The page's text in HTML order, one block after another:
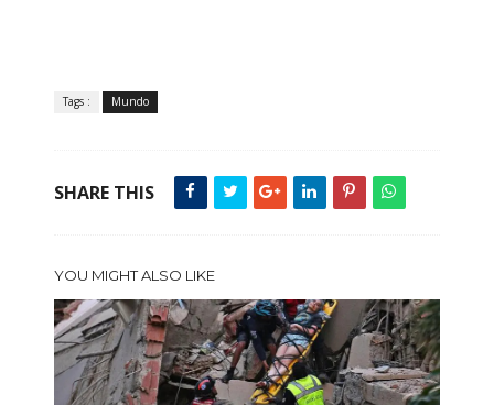
Tags : Mundo
SHARE THIS
YOU MIGHT ALSO LIKE